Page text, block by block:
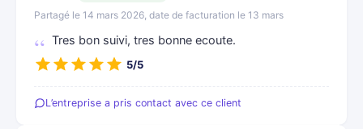
Partagé le 14 mars 2026, date de facturation le 13 mars
Tres bon suivi, tres bonne ecoute.
5/5
L’entreprise a pris contact avec ce client